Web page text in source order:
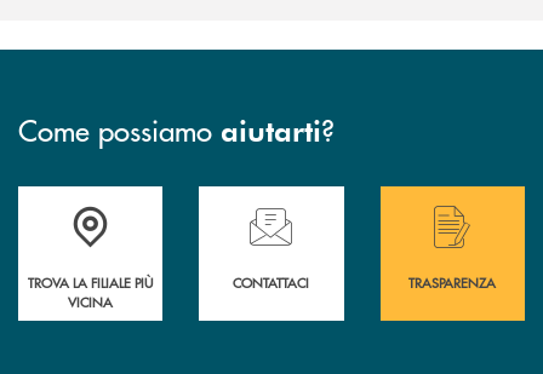
Come possiamo aiutarti?
Accedi all' elenco completo delle filiali .
TROVA LA FILIALE PIÙ
VICINA
Hai bisogno di assistenza immediata?
CONTATTACI
Hai bisogno di
TRASPARENZA